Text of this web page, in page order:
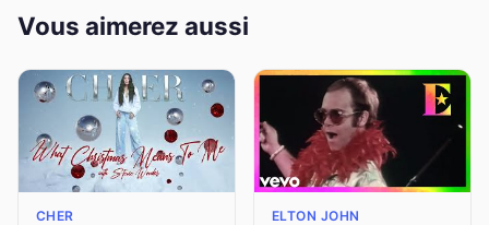
Vous aimerez aussi
CHER ELTON JOHN